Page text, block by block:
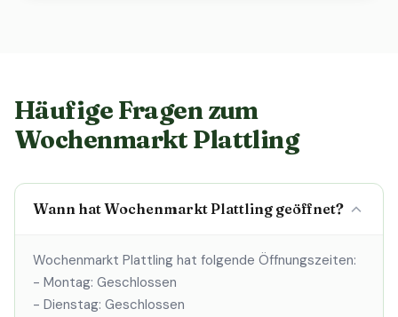
Häufige Fragen zum
Wochenmarkt Plattling
Wann hat Wochenmarkt Plattling geöffnet?
Wochenmarkt Plattling hat folgende Öffnungszeiten:
- Montag: Geschlossen
- Dienstag: Geschlossen